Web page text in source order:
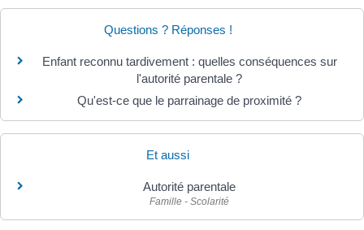
Questions ? Réponses !
Enfant reconnu tardivement : quelles conséquences sur
l'autorité parentale ?
Qu'est-ce que le parrainage de proximité ?
Et aussi
Autorité parentale
Famille - Scolarité